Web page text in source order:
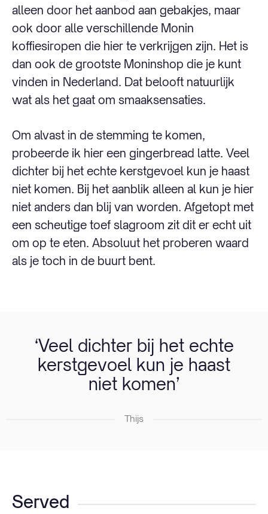
alleen door het aanbod aan gebakjes, maar
ook door alle verschillende Monin
koffiesiropen die hier te verkrijgen zijn. Het is
dan ook de grootste Moninshop die je kunt
vinden in Nederland. Dat belooft natuurlijk
wat als het gaat om smaaksensaties.
Om alvast in de stemming te komen,
probeerde ik hier een gingerbread latte. Veel
dichter bij het echte kerstgevoel kun je haast
niet komen. Bij het aanblik alleen al kun je hier
niet anders dan blij van worden. Afgetopt met
een scheutige toef slagroom zit dit er echt uit
om op te eten. Absoluut het proberen waard
als je toch in de buurt bent.
‘Veel dichter bij het echte
kerstgevoel kun je haast
niet komen’
Thijs
Served